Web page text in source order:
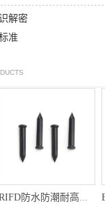
解密
准
RIFD防水防潮耐高温公园林木资产管理钉子标签NFC树木管理钉子标签